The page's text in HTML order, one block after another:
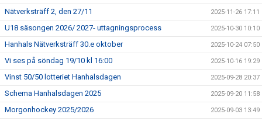
Nätverksträff 2, den 27/11 2025-11-26 17:11
U18 säsongen 2026/ 2027- uttagningsprocess 2025-10-30 10:10
Hanhals Nätverksträff 30.e oktober 2025-10-24 07:50
Vi ses på söndag 19/10 kl 16:00 2025-10-16 19:29
Vinst 50/50 lotteriet Hanhalsdagen 2025-09-28 20:37
Schema Hanhalsdagen 2025 2025-09-20 11:58
Morgonhockey 2025/2026 2025-09-03 13:49